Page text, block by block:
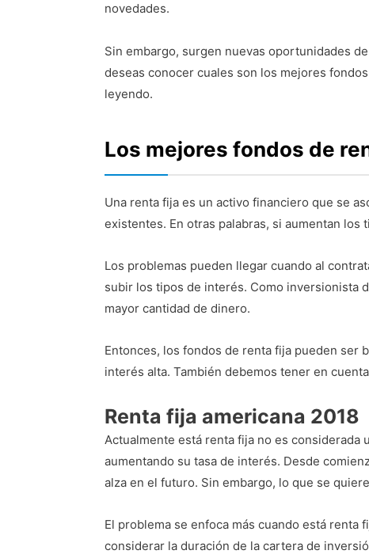
novedades.
Sin embargo, surgen nuevas oportunidades
deseas conocer cuales son los mejores
leyendo.
Los mejores fondos de
Una renta fija es un activo financiero que se
existentes. En otras palabras, si aumentan
Los problemas pueden llegar cuando al
subir los tipos de interés. Como inversionista
mayor cantidad de dinero.
Entonces, los fondos de renta fija pueden ser
interés alta. También debemos tener en
Renta fija americana 2018
Actualmente está renta fija no es
aumentando su tasa de interés. Desde
alza en el futuro. Sin embargo, lo que se
El problema se enfoca más cuando está
considerar la duración de la cartera de